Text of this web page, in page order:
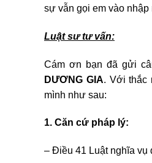
sự vẫn gọi em vào
Luật sư tư vấn:
Cám ơn bạn đã gửi
DƯƠNG GIA. Với thắc
mình như sau:
1. Căn cứ pháp lý:
– Điều 41 Luật nghĩa vụ